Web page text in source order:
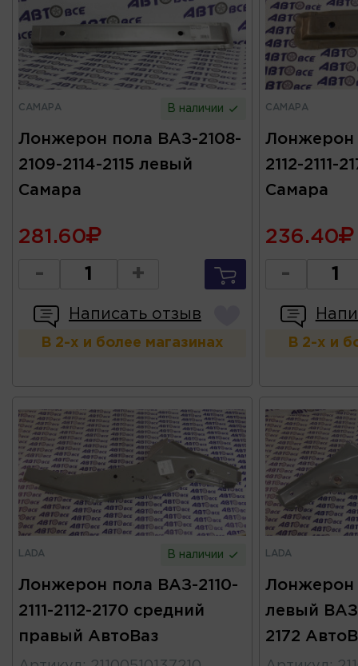
САМАРА В наличии
Лонжерон пола ВАЗ-2108-
2109-2114-2115 левый
Самара
281.60
- +
Написать отзыв
В 2-х и более магазинах
САМАРА
Лонжерон
2112-2111-
Самара
236.40
-
В 2-х и
LADA В наличии
Лонжерон пола ВАЗ-2110-
2111-2112-2170 средний
правый АвтоВаз
LADA
Лонжерон
левый ВАЗ-
2172